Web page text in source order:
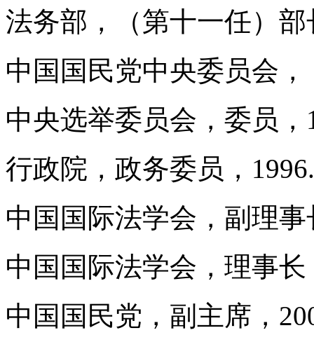
法务部，（第十一任）部
中国国民党中央委员会
中央选举委员会，委员，
行政院，政务委员，
中国国际法学会，副理事
中国国际法学会，理事长
中国国民党，副主席，